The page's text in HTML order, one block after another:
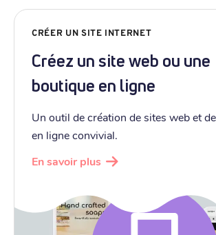
CRÉER UN SITE INTERNET
Créez un site web ou une
boutique en ligne
Un outil de création de sites web et
en ligne convivial.
En savoir plus